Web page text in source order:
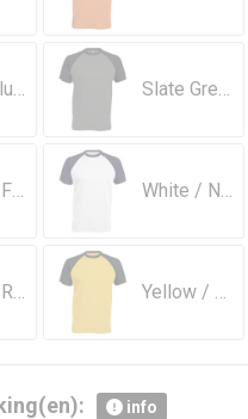
Royal Blue / Yellow Slate Grey / Black
White / Forest Green White / Navy
White / Royal Blue Yellow / Black
info